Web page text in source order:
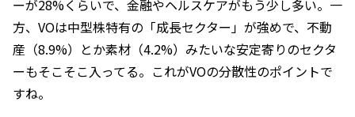
ーが28%くらいで、金融やヘルスケアがもう少し多い。一
方、VOは中型株特有の「成長セクター」が強めで、不動
産（8.9%）とか素材（4.2%）みたいな安定寄りのセクタ
ーもそこそこ入ってる。これがVOの分散性のポイントで
すね。